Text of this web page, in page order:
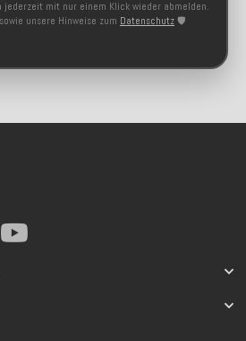
jederzeit mit nur einem Klick wieder abmelden.
sowie unsere Hinweise zum Datenschutz 🛡️